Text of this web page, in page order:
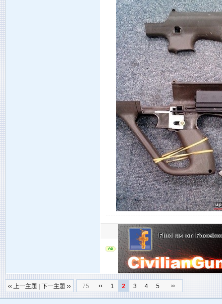
‹‹ 上一主題 下一主題 ›› 75 ‹‹ 1 2 3 4 5 ››